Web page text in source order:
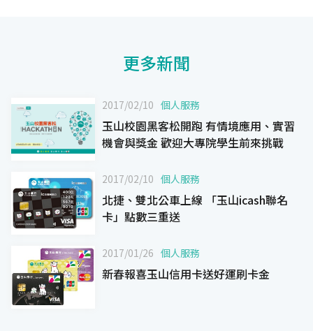
更多新聞
2017/02/10 個人服務
玉山校園黑客松開跑 有情境應用、實習
機會與獎金 歡迎大專院學生前來挑戰
2017/02/10 個人服務
北捷、雙北公車上線 「玉山icash聯名
卡」點數三重送
2017/01/26 個人服務
新春報喜玉山信用卡送好運刷卡金